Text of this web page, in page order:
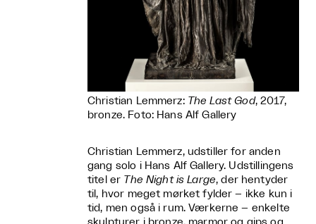
Christian Lemmerz: The Last God, 2017,
bronze. Foto: Hans Alf Gallery
Christian Lemmerz, udstiller for anden
gang solo i Hans Alf Gallery. Udstillingens
titel er The Night is Large, der hentyder
til, hvor meget mørket fylder – ikke kun i
tid, men også i rum. Værkerne – enkelte